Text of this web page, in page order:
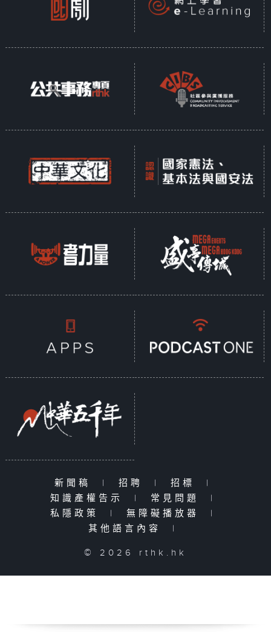
新聞稿 | 招聘 | 招標
|
知識產權告示
| 常見問題
|
私隱政策
| 無障礙播放器
|
其他語言內容
|
© 2026 rthk.hk